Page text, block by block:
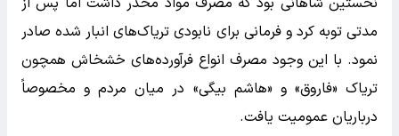
مدتی توبه کرد و فرمانی برای نابودی تریاک‌های انبار شده صادر
نمود. با این وجود مصرف انواع فرآورده‌های خشخاش همچون
تریاک «فاروق» و «هاشم بیگی» در میان مردم و مخصوصاً
درباریان عمومیت یافت.